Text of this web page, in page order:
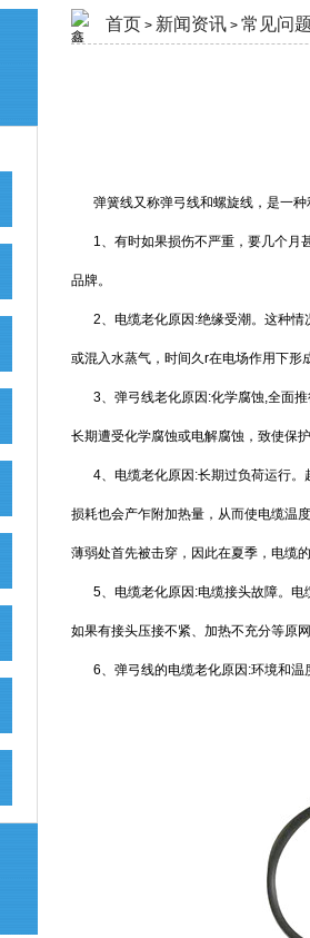
首页 > 新闻资讯 > 常见问题
弹簧线又称弹弓线和螺旋线，是一
1、有时如果损伤不严重，要几个月
品牌。
2、电缆老化原因:绝缘受潮。这种
或混入水蒸气，时间久r在电场作用下形
3、弹弓线老化原因:化学腐蚀,全面
长期遭受化学腐蚀或电解腐蚀，致使保
4、电缆老化原因:长期过负荷运行
损耗也会产乍附加热量，从而使电缆温
薄弱处首先被击穿，因此在夏季，电缆
5、电缆老化原因:电缆接头故障。
如果有接头压接不紧、加热不充分等原
6、弹弓线的电缆老化原因:环境和温